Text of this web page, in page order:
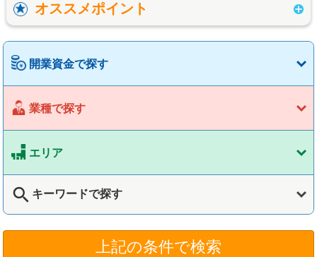
オススメポイント
開業資金で探す
業種で探す
エリア
search キーワードで探す
上記の条件で検索